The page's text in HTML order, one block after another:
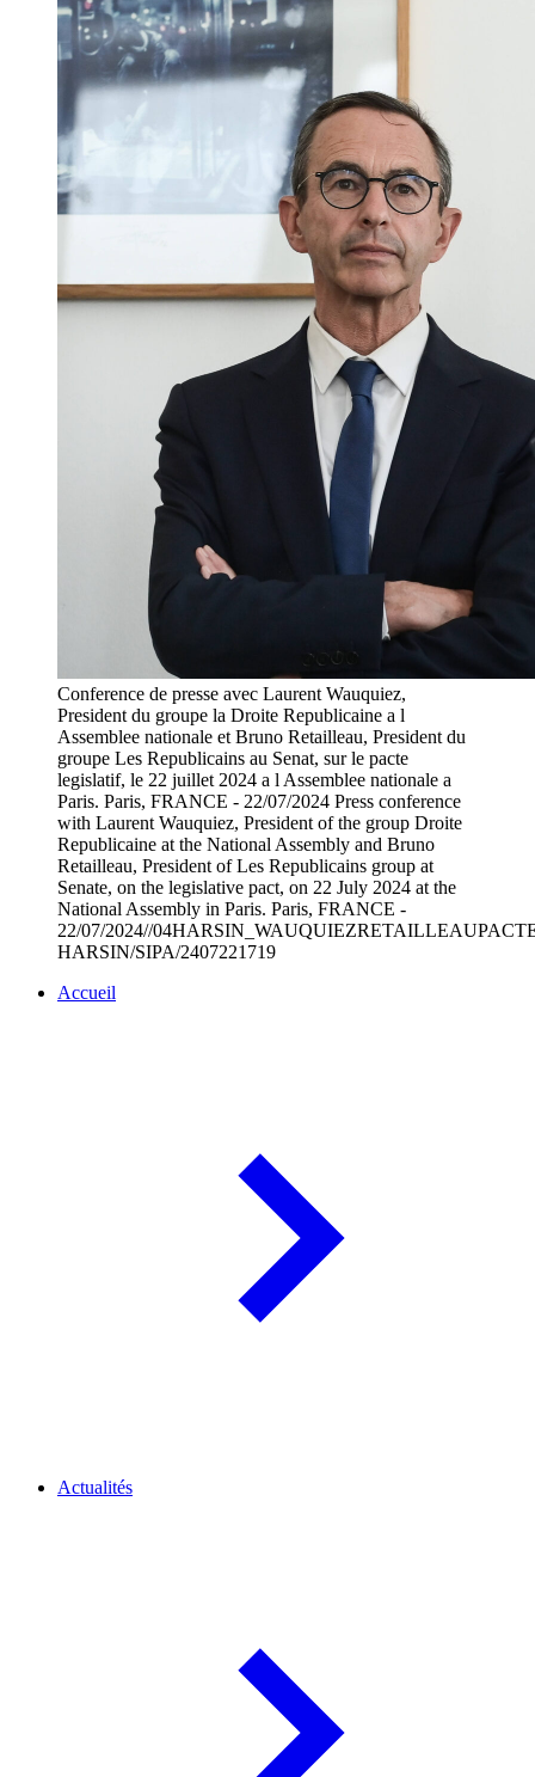
Conference de presse avec Laurent Wauquiez,
President du groupe la Droite Republicaine a l
Assemblee nationale et Bruno Retailleau, President du
groupe Les Republicains au Senat, sur le pacte
legislatif, le 22 juillet 2024 a l Assemblee nationale a
Paris. Paris, FRANCE - 22/07/2024 Press conference
with Laurent Wauquiez, President of the group Droite
Republicaine at the National Assembly and Bruno
Retailleau, President of Les Republicains group at
Senate, on the legislative pact, on 22 July 2024 at the
National Assembly in Paris. Paris, FRANCE -
22/07/2024//
HARSIN/SIPA/2407221719
Accueil
Actualités